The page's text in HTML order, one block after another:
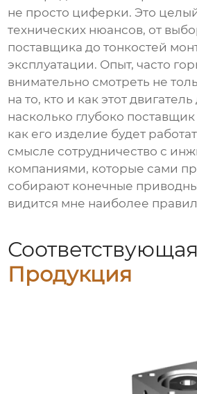
не просто циферки. Это
технических нюансов, от
поставщика до тонкостей
эксплуатации. Опыт, часто
внимательно смотреть не
на то, кто и как этот двигатель
насколько глубоко
как его изделие будет
смысле сотрудничество с
компаниями, которые сами
собирают конечные
видится мне наиболее
Соответствующая
Продукция